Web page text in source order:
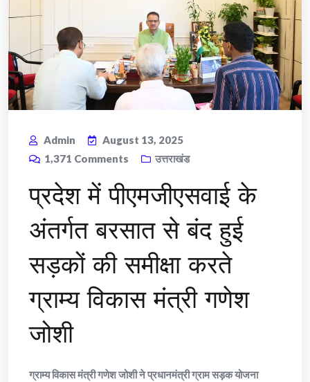
Admin
August 13, 2025
1,371 Comments उत्तराखंड
प्रदेश में पीएमजीएसवाई के
अंतर्गत बरसात से बंद हुई
सड़कों की समीक्षा करते
ग्राम्य विकास मंत्री गणेश
जोशी
ग्राम्य विकास मंत्री गणेश जोशी ने प्रधानमंत्री ग्राम सड़क योजना